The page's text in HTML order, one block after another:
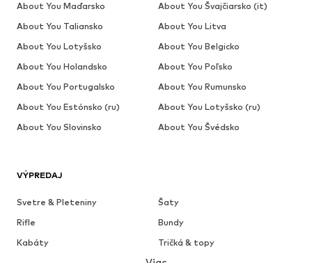
VÝPREDAJ
Svetre & Pleteniny
Šaty
Rifle
Bundy
Kabáty
Tričká & topy
About You Maďarsko
About You Švajčiarsko (it)
About You Taliansko
About You Litva
About You Lotyšsko
About You Belgicko
About You Holandsko
About You Poľsko
About You Portugalsko
About You Rumunsko
About You Estónsko (ru)
About You Lotyšsko (ru)
About You Slovinsko
About You Švédsko